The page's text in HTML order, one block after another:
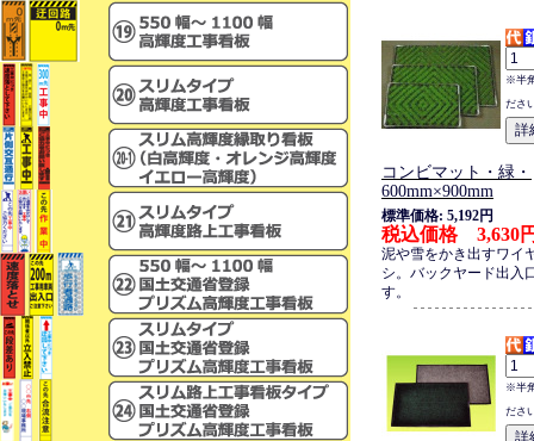
※半
ださ
コンビマット・緑・
600mm×900mm
標準価格: 5,192円
税込価格 3,630
泥や雪をかき出すワイ
シ。バックヤード出入
す。
※半
ださ